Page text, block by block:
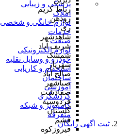
رباط کریم
رودهن
ری
شاهدشهر
شریف آباد
شمشک
شهریار
صالح آباد
صباشهر
صفادشت
فردوسیه
گلستان
فشم
فیروزکوه
پزشکی و زیبایی
املاک
لوازم خانگی و شخصی
خدمات
صنعت
لوازم الکترونیکی
خودرو و وسایل نقلیه
استخدام و کاریابی
ساختمان
آموزشی
گردشگری
کامپیوتر و شبکه
متفرقه
ثبت اگهی رایگان